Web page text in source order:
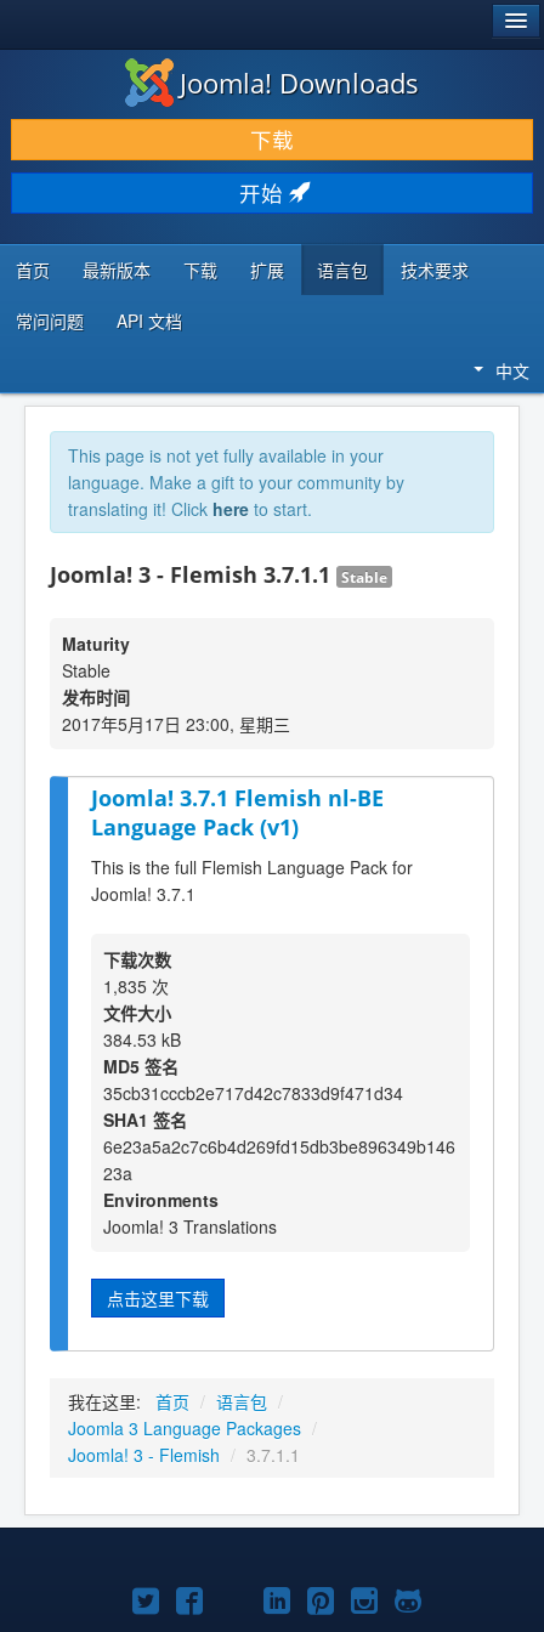
下载 & 扩展
发现 & 学习
社区 & 支持
开发者资源
Joomla! Downloads
下载
开始
首页 最新版本 下载 扩展 语言包 技术要求
常问问题 API 文档
中文
This page is not yet fully available in your
language. Make a gift to your community by
translating it! Click here to start.
Joomla! 3 - Flemish 3.7.1.1 Stable
Maturity
Stable
发布时间
2017年5月17日 23:00, 星期三
Joomla! 3.7.1 Flemish nl-BE
Language Pack (v1)
This is the full Flemish Language Pack for
Joomla! 3.7.1
下载次数
1,835 次
文件大小
384.53 kB
MD5 签名
35cb31cccb2e717d42c7833d9f471d34
SHA1 签名
6e23a5a2c7c6b4d269fd15db3be896349b146
23a
Environments
Joomla! 3 Translations
点击这里下载
我在这里: 首页 / 语言包 /
Joomla 3 Language Packages /
Joomla! 3 - Flemish / 3.7.1.1
TwitterFacebookYouTube
LinkedIn
Pinterest
Instagram
GitHub